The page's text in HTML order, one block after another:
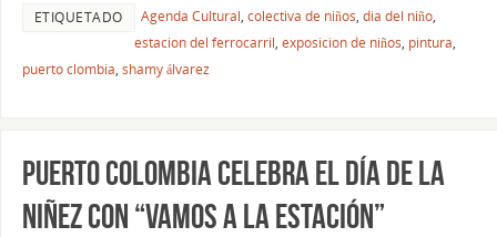
ETIQUETADO Agenda Cultural, colectiva de niños, dia del niño,
estacion del ferrocarril, exposicion de niños, pintura,
puerto clombia, shamy álvarez
Puerto Colombia celebra el Día de la
Niñez con “Vamos a la Estación”